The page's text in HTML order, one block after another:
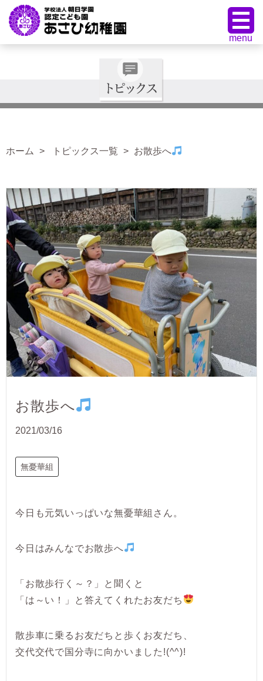
ホーム トピックス一覧 お散歩へ
お散歩へ
2021/03/16
無憂華組
今日も元気いっぱいな無憂華組さん。
今日はみんなでお散歩へ
「お散歩行く～？」と聞くと
「は～い！」と答えてくれたお友だち
散歩車に乗るお友だちと歩くお友だち、
交代交代で国分寺に向かいました!(^^)!